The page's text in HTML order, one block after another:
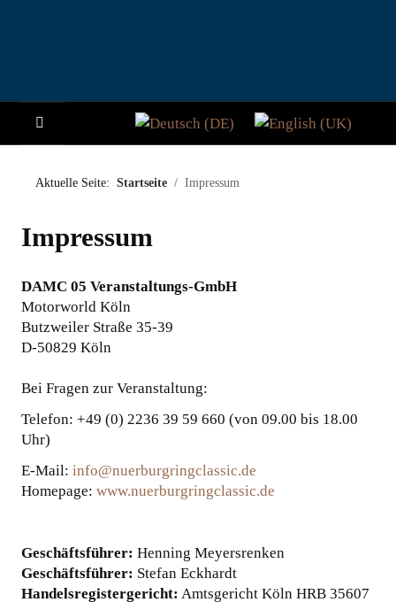
STORY
BESUCHER
TEILNAHME
PADDOCK CLUB
KOOPERATIONEN
Sprache auswählen
Aktuelle Seite: Startseite Impressum
Impressum
DAMC 05 Veranstaltungs-GmbH
Motorworld Köln
Butzweiler Straße 35-39
D-50829 Köln
Bei Fragen zur Veranstaltung:
Telefon: +49 (0) 2236 39 59 660 (von 09.00 bis 18.00
Uhr)
E-Mail: info@nuerburgringclassic.de
Homepage: www.nuerburgringclassic.de
Geschäftsführer: Henning Meyersrenken
Geschäftsführer: Stefan Eckhardt
Handelsregistergericht: Amtsgericht Köln HRB 35607